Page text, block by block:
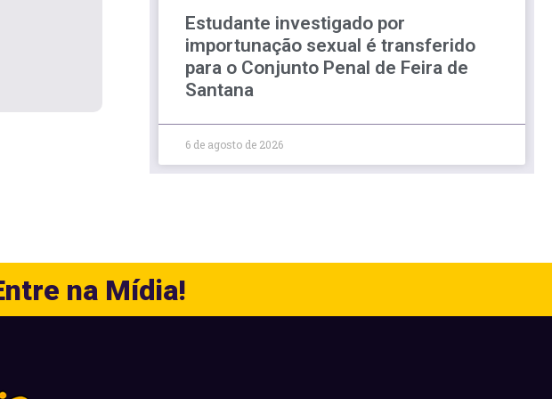
Estudante investigado por
importunação sexual é transferido
para o Conjunto Penal de Feira de
Santana
6 de agosto de 2026
na Mídia!